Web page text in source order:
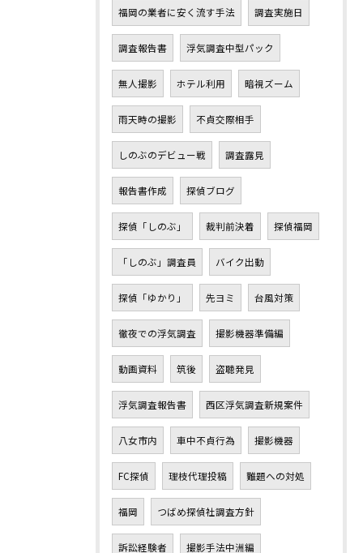
福岡の業者に安く流す手法 調査実施日
調査報告書 浮気調査中型パック
無人撮影 ホテル利用 暗視ズーム
雨天時の撮影 不貞交際相手
しのぶのデビュー戦 調査露見
報告書作成 探偵ブログ
探偵「しのぶ」 裁判前決着 探偵福岡
「しのぶ」調査員 バイク出動
探偵「ゆかり」 先ヨミ 台風対策
徹夜での浮気調査 撮影機器準備編
動画資料 筑後 盗聴発見
浮気調査報告書 西区浮気調査新規案件
八女市内 車中不貞行為 撮影機器
FC探偵 理枝代理投稿 難題への対処
福岡 つばめ探偵社調査方針
訴訟経験者 撮影手法中洲編